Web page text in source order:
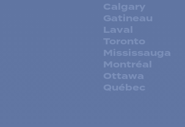
Calgary
Gatineau
Laval
Toronto
Mississauga
Montréal
Ottawa
Québec